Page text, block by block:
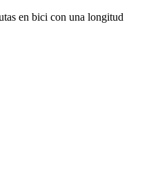
en bici con una longitud